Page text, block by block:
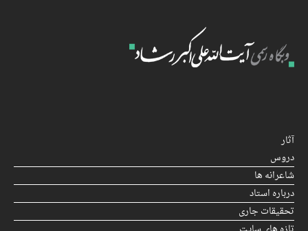
آثار
دروس
شاعرانه ها
درباره استاد
تحقیقات جاری